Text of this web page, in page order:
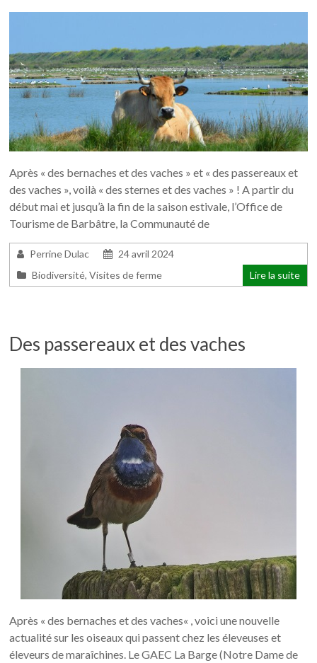
Après « des bernaches et des vaches » et « des passereaux et
des vaches », voilà « des sternes et des vaches » ! A partir du
début mai et jusqu’à la fin de la saison estivale, l’Office de
Tourisme de Barbâtre, la Communauté de
Perrine Dulac
24 avril 2024
Biodiversité,Visites de ferme Lire la suite
Des passereaux et des vaches
Après « des bernaches et des vaches« , voici une nouvelle
actualité sur les oiseaux qui passent chez les éleveuses et
éleveurs de maraîchines. Le GAEC La Barge (Notre Dame de